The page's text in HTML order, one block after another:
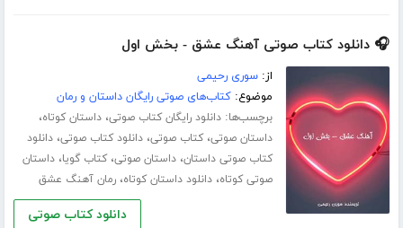
🎧 دانلود کتاب صوتی آهنگ عشق - بخش اول
از:سوری رحیمی
موضوع:کتاب‌های صوتی رایگان داستان و رمان
برچسب‌ها:دانلود رایگان کتاب صوتی،داستان کوتاه،
داستان صوتی،کتاب صوتی،دانلود کتاب صوتی،دانلود
کتاب صوتی داستان،داستان صوتی،کتاب گویا،داستان
صوتی کوتاه،دانلود داستان کوتاه،رمان آهنگ عشق
دانلود کتاب صوتی